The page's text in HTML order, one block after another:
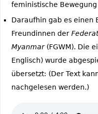
feministische
Daraufhin gab es einen
Freundinnen der
Myanmar(FGWM). Die
Englisch) wurde
übersetzt: (Der Text
nachgelesen werden.)